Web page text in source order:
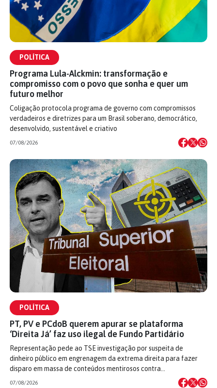
POLÍTICA
Programa Lula-Alckmin: transformação e
compromisso com o povo que sonha e quer um
futuro melhor
Coligação protocola programa de governo com compromissos
verdadeiros e diretrizes para um Brasil soberano, democrático,
desenvolvido, sustentável e criativo
07/08/2026
POLÍTICA
PT, PV e PCdoB querem apurar se plataforma
‘Direita Já’ faz uso ilegal de Fundo Partidário
Representação pede ao TSE investigação por suspeita de
dinheiro público em engrenagem da extrema direita para fazer
disparo em massa de conteúdos mentirosos contra…
07/08/2026